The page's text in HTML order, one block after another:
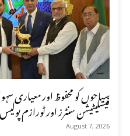
سیاحوں کو محفوظ اور معیاری
فیسلیٹیشن سنٹرز اور ٹورازم
August 7, 2026